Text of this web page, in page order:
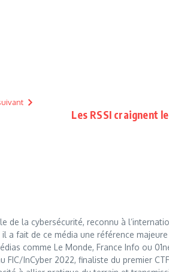
Les RSSI craignent
de la cybersécurité, reconnu à
fait de ce média une référence
comme Le Monde, France Info ou
InCyber 2022, finaliste du premier